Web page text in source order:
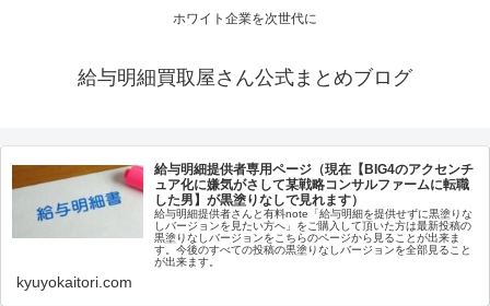
ホワイト企業を次世代に
給与明細買取屋さん公式まとめブログ
給与明細提供者専用ページ（現在【BIG4のアクセンチ
ュア化に嫌気がさして某戦略コンサルファームに転職
した男】が黒塗りなしで見れます）
給与明細提供者さんと有料note「給与明細を提供せずに黒塗りな
しバージョンを見たい方へ」をご購入して頂いた方は最新投稿の
黒塗りなしバージョンをこちらのページから見ることが出来ま
す。今後のすべての投稿の黒塗りなしバージョンを全部見ること
が出来ます。
kyuyokaitori.com